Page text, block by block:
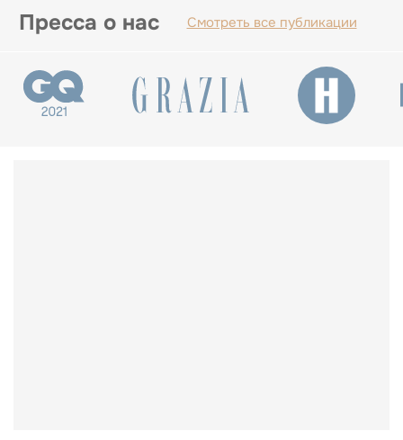
Пресса о нас Смотреть все публикации